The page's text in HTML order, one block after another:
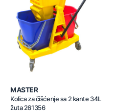
MASTER
Kolica za čišćenje sa 2 kante 34L
žuta 261356